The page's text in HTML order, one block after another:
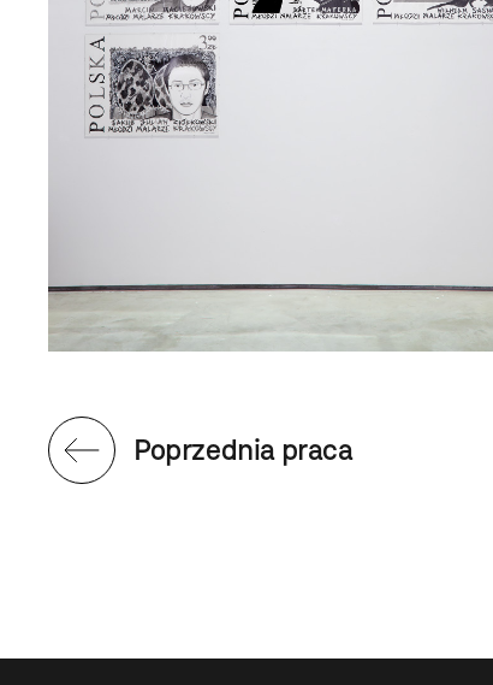
Poprzednia praca